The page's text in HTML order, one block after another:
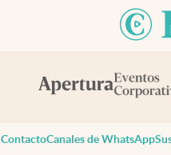
ContactoCanales de WhatsApp